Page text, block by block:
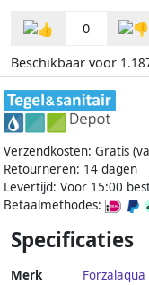
0
Beschikbaar voor
Verzendkosten: Gratis
Retourneren: 14 dagen
Levertijd: Voor 15:00
Betaalmethodes:
Specificaties
Merk Forzalaqua